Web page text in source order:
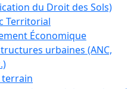
du Droit des Sols)
Territorial
Économique
urbaines (ANC,
terrain